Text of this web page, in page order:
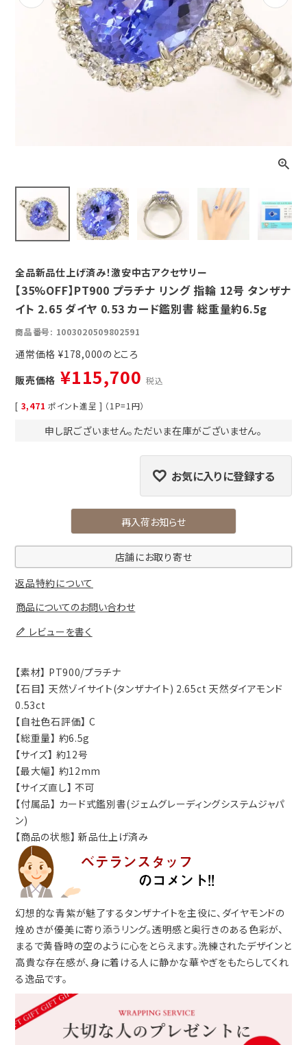
Previous Next
全品新品仕上げ済み！激安中古アクセサリー
【35%OFF】PT900 プラチナ リング 指輪 12号 タンザナ
イト 2.65 ダイヤ 0.53 カード鑑別書 総重量約6.5g
商品番号 1003020509802591
通常価格 ¥178,000
販売価格 ¥115,700 税込
[ 3,471 ポイント進呈 ] （1P=1円）
申し訳ございません。ただいま在庫がございません。
お気に入りに登録する
再入荷お知らせ
店舗にお取り寄せ
返品特約について
商品についてのお問い合わせ
レビューを書く
【素材】 PT900/プラチナ
【石目】 天然ゾイサイト(タンザナイト) 2.65ct 天然ダイアモンド
0.53ct
【自社色石評価】 C
【総重量】 約6.5g
【サイズ】 約12号
【最大幅】 約12mm
【サイズ直し】 不可
【付属品】 カード式鑑別書(ジェムグレーディングシステムジャパ
ン)
【商品の状態】 新品仕上げ済み
幻想的な青紫が魅了するタンザナイトを主役に、ダイヤモンドの
煌めきが優美に寄り添うリング。透明感と奥行きのある色彩が、
まるで黄昏時の空のように心をとらえます。洗練されたデザインと
高貴な存在感が、身に着ける人に静かな華やぎをもたらしてくれ
る逸品です。